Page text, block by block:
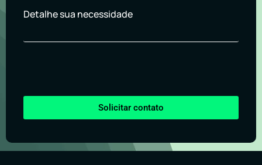
Detalhe sua necessidade
Solicitar contato